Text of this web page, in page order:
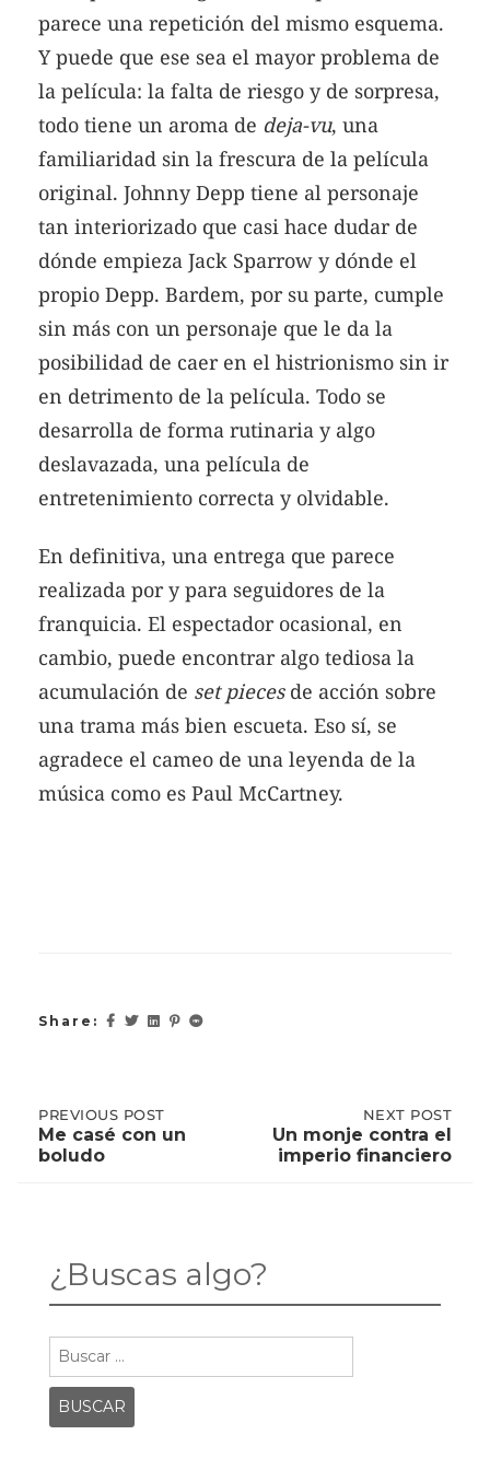
parece una repetición del mismo esquema.
Y puede que ese sea el mayor problema de
la película: la falta de riesgo y de sorpresa,
todo tiene un aroma de deja-vu, una
familiaridad sin la frescura de la película
original. Johnny Depp tiene al personaje
tan interiorizado que casi hace dudar de
dónde empieza Jack Sparrow y dónde el
propio Depp. Bardem, por su parte, cumple
sin más con un personaje que le da la
posibilidad de caer en el histrionismo sin ir
en detrimento de la película. Todo se
desarrolla de forma rutinaria y algo
deslavazada, una película de
entretenimiento correcta y olvidable.
En definitiva, una entrega que parece
realizada por y para seguidores de la
franquicia. El espectador ocasional, en
cambio, puede encontrar algo tediosa la
acumulación de set pieces de acción sobre
una trama más bien escueta. Eso sí, se
agradece el cameo de una leyenda de la
música como es Paul McCartney.
Share:
Post
PREVIOUS
POST:
ME
CASÉ
PREVIOUS POST
Me casé con un
boludo
POST:
MONJE
NEXT POST
Un monje contra el
imperio financiero
¿Buscas algo?